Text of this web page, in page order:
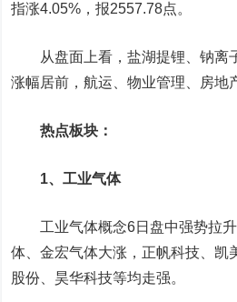
指涨4.05%，报2557.78点。
从盘面上看，盐湖提锂、钠离
涨幅居前，航运、物业管理、房地
热点板块：
1、工业气体
工业气体概念6日盘中强势拉升
体 、金宏气体大涨， 正帆科技 、凯
股份
昊华科技等均走强。